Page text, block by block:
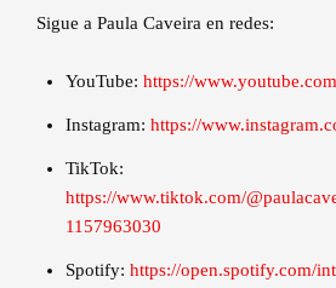
Sigue a Paula Caveira en redes:
YouTube: https://
Instagram: https://
TikTok:
https://www.tiktok.com/
1157963030
Spotify: https://open.spotify.com/